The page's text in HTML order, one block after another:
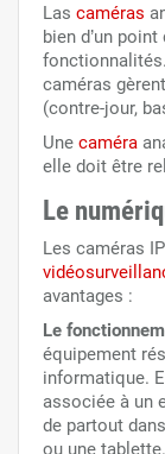
Las caméras
bien d’un
caméras
(contre-jour,
Une caméra
elle doit être
Le
Les caméras
avantages :
Le
équipement
informatique.
associée à un
de partout
ou une tablette.